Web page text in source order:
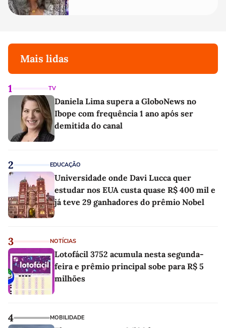
Mais lidas
1 TV
Daniela Lima supera a GloboNews no
Ibope com frequência 1 ano após ser
demitida do canal
2 EDUCAÇÃO
Universidade onde Davi Lucca quer
estudar nos EUA custa quase R$ 400 mil e
já teve 29 ganhadores do prêmio Nobel
3 NOTÍCIAS
Lotofácil 3752 acumula nesta segunda-
feira e prêmio principal sobe para R$ 5
milhões
4 MOBILIDADE